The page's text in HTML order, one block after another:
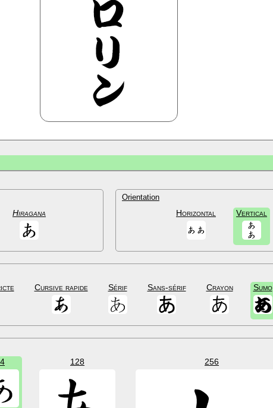
Hiragana
Orientation
Horizontal Vertical
Cursive rapide Sérif Sans-sérif Crayon Sumo
128 256